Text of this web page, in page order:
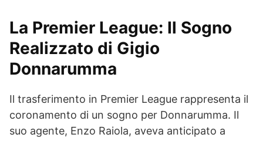
La Premier League: Il Sogno
Realizzato di Gigio
Donnarumma
Il trasferimento in Premier League rappresenta il
coronamento di un sogno per Donnarumma. Il
suo agente, Enzo Raiola, aveva anticipato a